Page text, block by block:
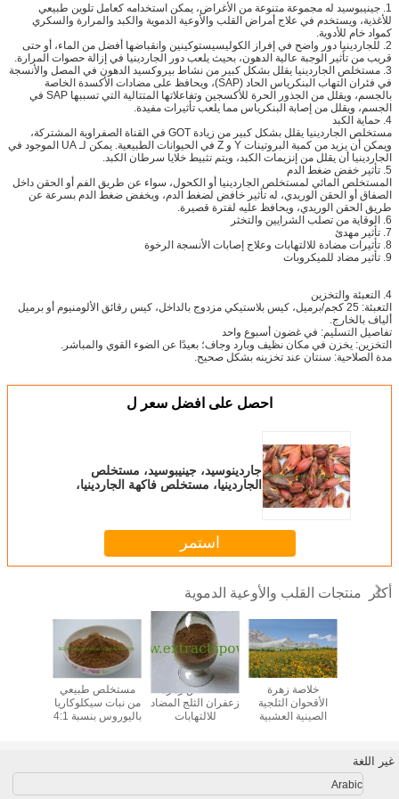
1. جينيبوسيد له مجموعة متنوعة من الأغراض، يمكن استخدامه كعامل تلوين طبيعي
للأغذية، ويستخدم في علاج أمراض القلب والأوعية الدموية والكبد والمرارة والسكري
كمواد خام للأدوية.
2. للجاردينيا دور واضح في إفراز الكوليسيستوكينين وانقباضها أفضل من الماء، أو حتى
قريب من تأثير الوجبة عالية الدهون، بحيث يلعب دور الجاردينيا في إزالة حصوات المرارة.
3. مستخلص الجاردينيا يقلل بشكل كبير من نشاط بيروكسيد الدهون في المصل والأنسجة
في فئران التهاب البنكرياس الحاد (SAP)، ويحافظ على مضادات الأكسدة الخاصة
بالجسم، ويقلل من الجذور الحرة للأكسجين وتفاعلاتها المتتالية التي تسببها SAP في
الجسم، ويقلل من إصابة البنكرياس مما يلعب تأثيرات مفيدة.
4. حماية الكبد
مستخلص الجاردينيا يقلل بشكل كبير من زيادة GOT في القناة الصفراوية المشتركة،
ويمكن أن يزيد من كمية البروتينات Y و Z في الحيوانات الطبيعية. يمكن لـ UA الموجود في
الجاردينيا أن يقلل من إنزيمات الكبد، ويتم تثبيط خلايا سرطان الكبد.
5. تأثير خفض ضغط الدم
المستخلص المائي لمستخلص الجاردينيا أو الكحول، سواء عن طريق الفم أو الحقن داخل
الصفاق أو الحقن الوريدي، له تأثير خافض لضغط الدم، ويخفض ضغط الدم بسرعة عن
طريق الحقن الوريدي، ويحافظ عليه لفترة قصيرة.
6. الوقاية من تصلب الشرايين والتخثر
7. تأثير مهدئ
8. تأثيرات مضادة للالتهابات وعلاج إصابات الأنسجة الرخوة
9. تأثير مضاد للميكروبات
4. التعبئة والتخزين
التعبئة: 25 كجم/برميل، كيس بلاستيكي مزدوج بالداخل، كيس رقائق الألومنيوم أو برميل
ألياف بالخارج.
تفاصيل التسليم: في غضون أسبوع واحد
التخزين: يخزن في مكان نظيف وبارد وجاف؛ بعيدًا عن الضوء القوي والمباشر.
مدة الصلاحية: سنتان عند تخزينه بشكل صحيح.
احصل على افضل سعر ل
جاردينوسيد، جينيبوسيد، مستخلص
الجاردينيا، مستخلص فاكهة الجاردينيا،
استمر
أكثر منتجات القلب والأوعية الدموية
مستخلص طبيعي
من نبات سيكلوكاريا
باليوروس بنسبة 4:1
باليوروس
مستخلص زهرة
زعفران الثلج المضاد
للالتهابات
خلاصة زهرة
الأقحوان الثلجية
الصينية العشبية
غير اللغة
Arabic